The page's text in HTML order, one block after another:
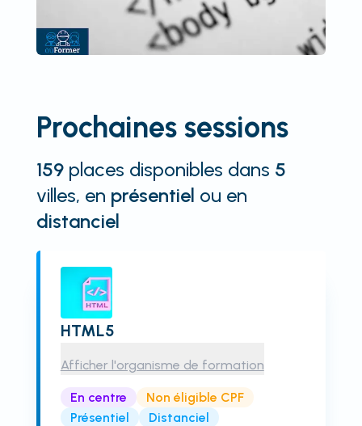
Prochaines sessions
159 places disponibles dans 5
villes, en présentiel ou en
distanciel
HTML5
Afficher l'organisme de formation
En centre
Non éligible CPF
Présentiel
Distanciel